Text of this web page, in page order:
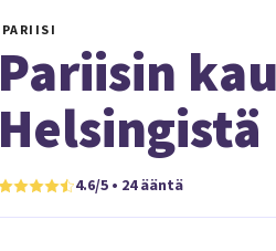
PARIISI
Pariisin
Helsingistä
4.6/5 • 24 ääntä